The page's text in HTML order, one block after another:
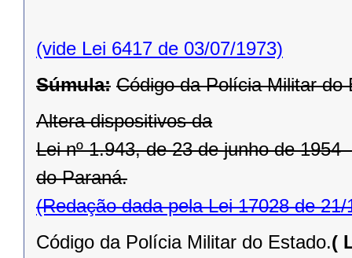
(vide Lei 6417 de 03/07/1973)
Súmula: Código da Polícia Militar do
Altera dispositivos da
Lei nº 1.943, de 23 de junho de
do Paraná.
(Redação dada pela Lei 17028 de 21/
Código da Polícia Militar do Estado.(